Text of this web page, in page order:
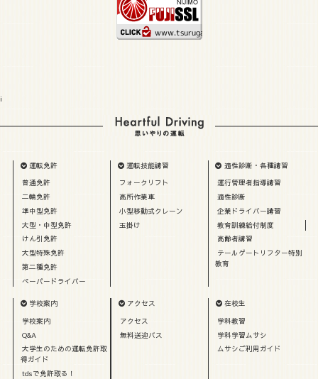
i
運転免許
普通免許
二輪免許
準中型免許
大型・中型免許
けん引免許
大型特殊免許
第二種免許
ペーパードライバー
運転技能講習
フォークリフト
高所作業車
小型移動式クレーン
玉掛け
適性診断・各種講習
運行管理者指導講習
適性診断
企業ドライバー講習
教育訓練給付制度
高齢者講習
テールゲートリフター特別
教育
学校案内
学校案内
Q&A
大学生のための運転免許取
得ガイド
tdsで免許取る！
アクセス
アクセス
無料送迎バス
在校生
学科教習
学科学習ムサシ
ムサシご利用ガイド